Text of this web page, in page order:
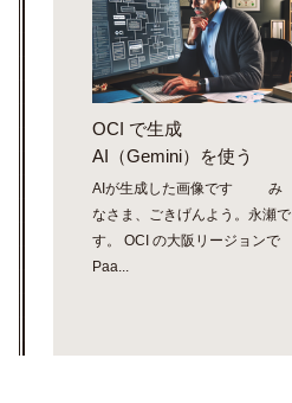
OCI で生成
AI（Gemini）を使う
AIが生成した画像です み
なさま、ごきげんよう。永瀬で
す。 OCI の大阪リージョンで
Paa...